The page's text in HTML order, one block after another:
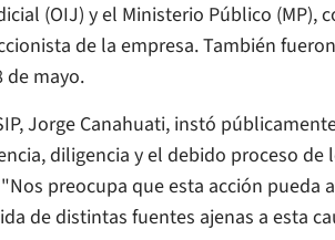
(OIJ) y el Ministerio Público (MP),
de la empresa. También
de mayo.
Jorge Canahuati, instó
diligencia y el debido proceso de
preocupa que esta acción
de distintas fuentes ajenas a esta